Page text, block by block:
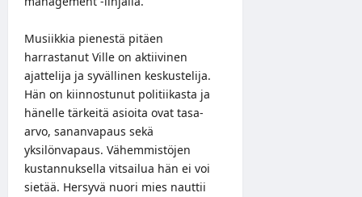
Musiikkia pienestä pitäen
harrastanut Ville on aktiivinen
ajattelija ja syvällinen keskustelija.
Hän on kiinnostunut politiikasta ja
hänelle tärkeitä asioita ovat tasa-
arvo, sananvapaus sekä
yksilönvapaus. Vähemmistöjen
kustannuksella vitsailua hän ei voi
sietää. Hersyvä nuori mies nauttii